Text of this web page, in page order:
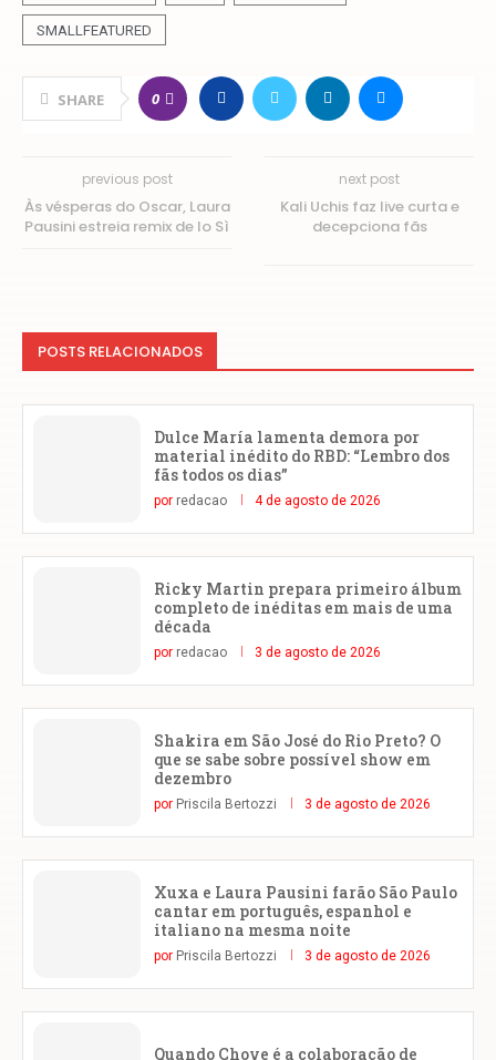
SMALLFEATURED
SHARE 0
previous post
Às vésperas do Oscar, Laura
Pausini estreia remix de Io Sì
next post
Kali Uchis faz live curta e
decepciona fãs
POSTS RELACIONADOS
Dulce María lamenta demora por
material inédito do RBD: “Lembro dos
fãs todos os dias”
por redacao 4 de agosto de 2026
Ricky Martin prepara primeiro álbum
completo de inéditas em mais de uma
década
por redacao 3 de agosto de 2026
Shakira em São José do Rio Preto? O
que se sabe sobre possível show em
dezembro
por Priscila Bertozzi 3 de agosto de 2026
Xuxa e Laura Pausini farão São Paulo
cantar em português, espanhol e
italiano na mesma noite
por Priscila Bertozzi 3 de agosto de 2026
Quando Chove é a colaboração de